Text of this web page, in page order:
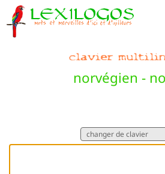
norvégien -